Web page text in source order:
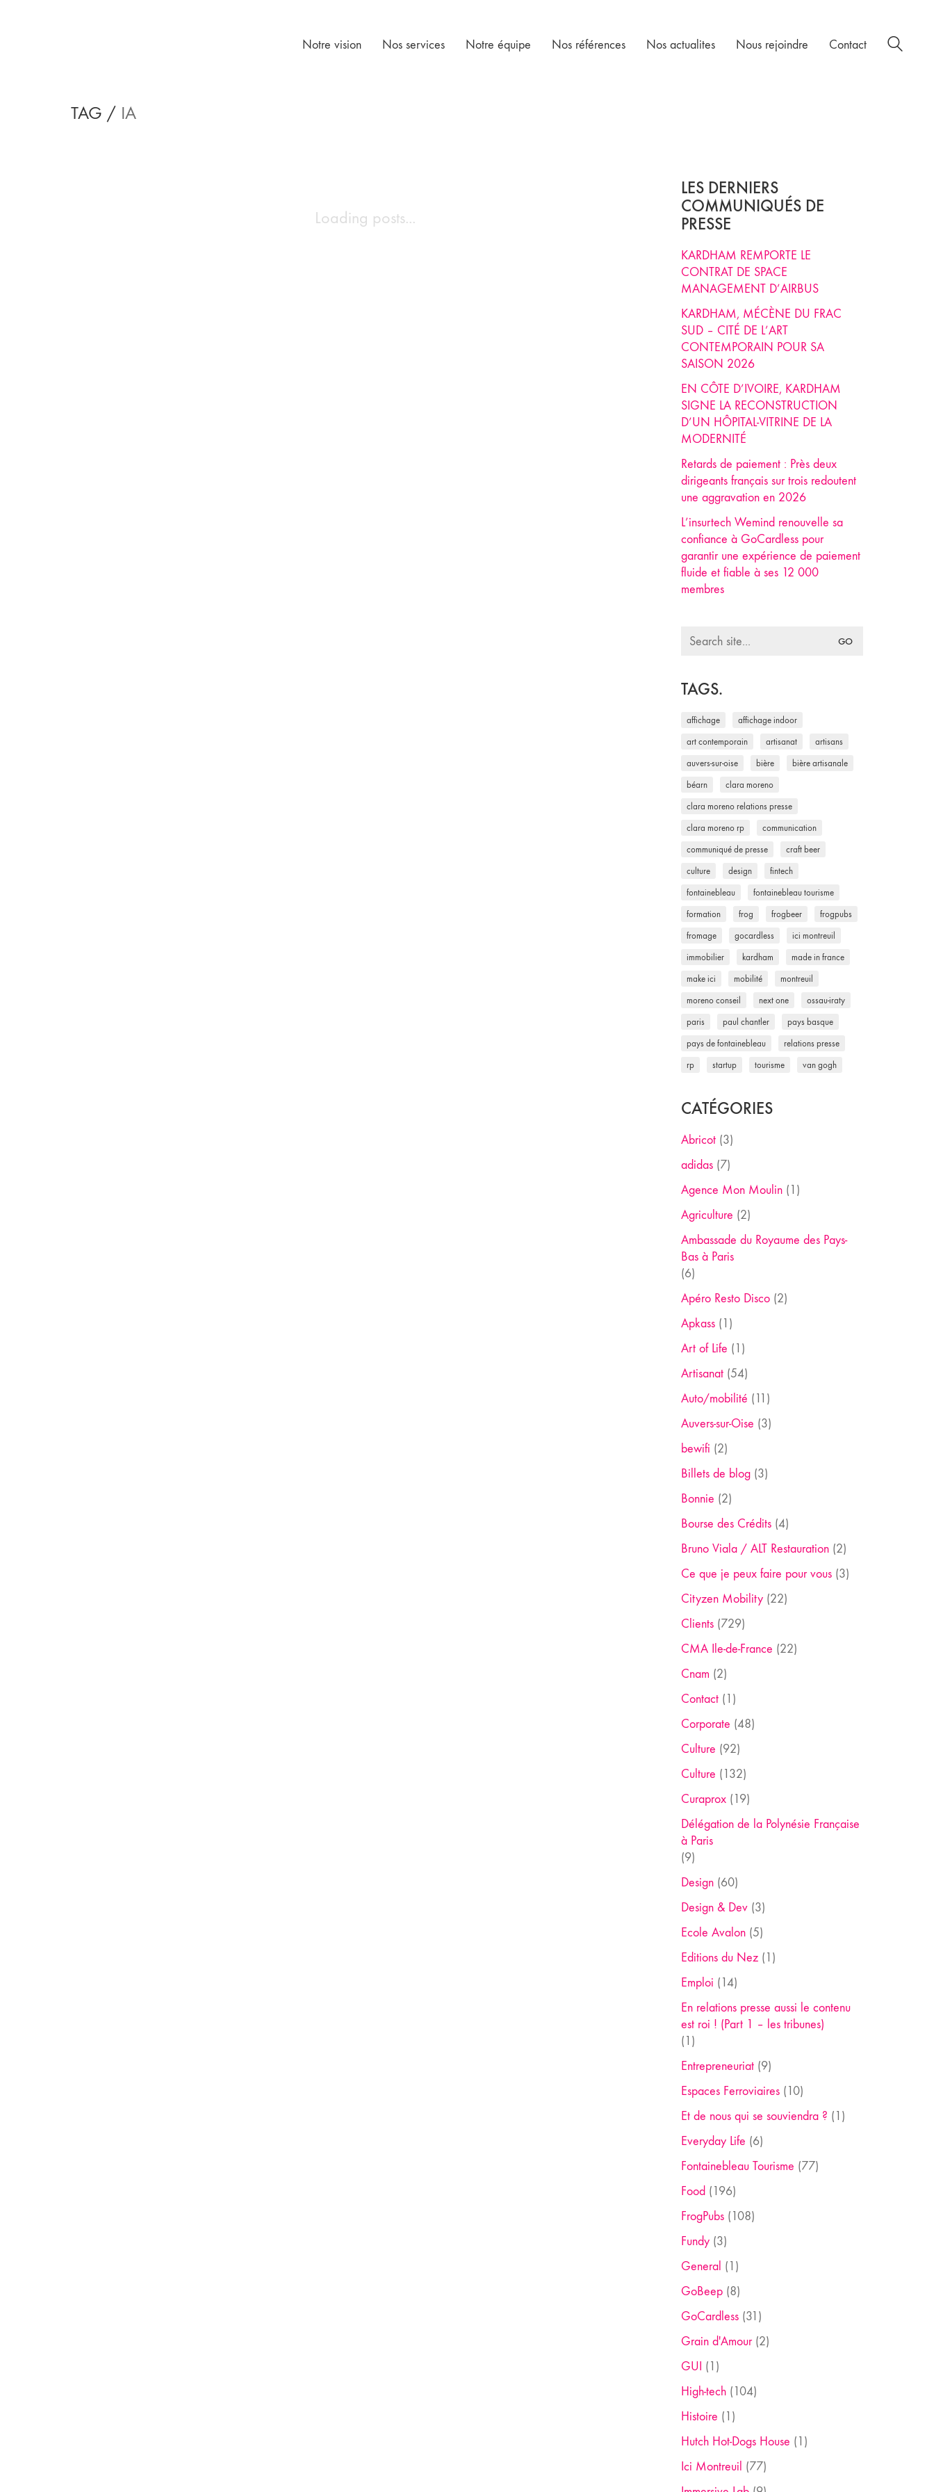
Notre vision Nos services Notre équipe Nos références Nos actualites Nous rejoindre Contact
TAG / IA
Loading posts...
LES DERNIERS
COMMUNIQUÉS DE
PRESSE
KARDHAM REMPORTE LE
CONTRAT DE SPACE
MANAGEMENT D’AIRBUS
KARDHAM, MÉCÈNE DU FRAC
SUD – CITÉ DE L’ART
CONTEMPORAIN POUR SA
SAISON 2026
EN CÔTE D’IVOIRE, KARDHAM
SIGNE LA RECONSTRUCTION
D’UN HÔPITAL-VITRINE DE LA
MODERNITÉ
Retards de paiement : Près deux
dirigeants français sur trois redoutent
une aggravation en 2026
L’insurtech Wemind renouvelle sa
confiance à GoCardless pour
garantir une expérience de paiement
fluide et fiable à ses 12 000
membres
Search
TAGS.
affichage affichage indoor
art contemporain artisanat artisans
auvers-sur-oise bière bière artisanale
béarn clara moreno
clara moreno relations presse
clara moreno rp communication
communiqué de presse craft beer
culture design fintech
fontainebleau fontainebleau tourisme
formation frog frogbeer frogpubs
fromage gocardless ici montreuil
immobilier kardham made in france
make ici mobilité montreuil
moreno conseil next one ossau-iraty
paris paul chantler pays basque
pays de fontainebleau relations presse
rp startup tourisme van gogh
CATÉGORIES
Abricot(3)
adidas(7)
Agence Mon Moulin(1)
Agriculture (2)
Ambassade du Royaume des Pays-
Bas à Paris
(6)
Apéro Resto Disco(2)
Apkass(1)
Art of Life (1)
Artisanat(54)
Auto/mobilité (11)
Auvers-sur-Oise (3)
bewifi (2)
Billets de blog(3)
Bonnie (2)
Bourse des Crédits(4)
Bruno Viala / ALT Restauration(2)
Ce que je peux faire pour vous(3)
Cityzen Mobility(22)
Clients(729)
CMA Ile-de-France (22)
Cnam (2)
Contact(1)
Corporate (48)
Culture (92)
Culture (132)
Curaprox(19)
Délégation de la Polynésie Française
à Paris
(9)
Design(60)
Design & Dev(3)
Ecole Avalon(5)
Editions du Nez(1)
Emploi (14)
En relations presse aussi le contenu
est roi ! (Part 1 – les tribunes)
(1)
Entrepreneuriat(9)
Espaces Ferroviaires(10)
Et de nous qui se souviendra ? (1)
Everyday Life (6)
Fontainebleau Tourisme (77)
Food (196)
FrogPubs(108)
Fundy(3)
General (1)
GoBeep(8)
GoCardless(31)
Grain d'Amour(2)
GUI (1)
High-tech(104)
Histoire (1)
Hutch Hot-Dogs House (1)
Ici Montreuil (77)